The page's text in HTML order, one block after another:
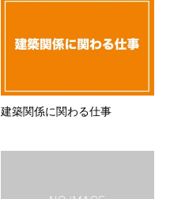
建築関係に関わる仕事